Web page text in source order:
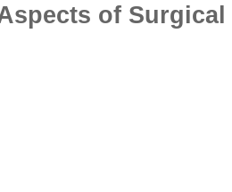
of Surgical